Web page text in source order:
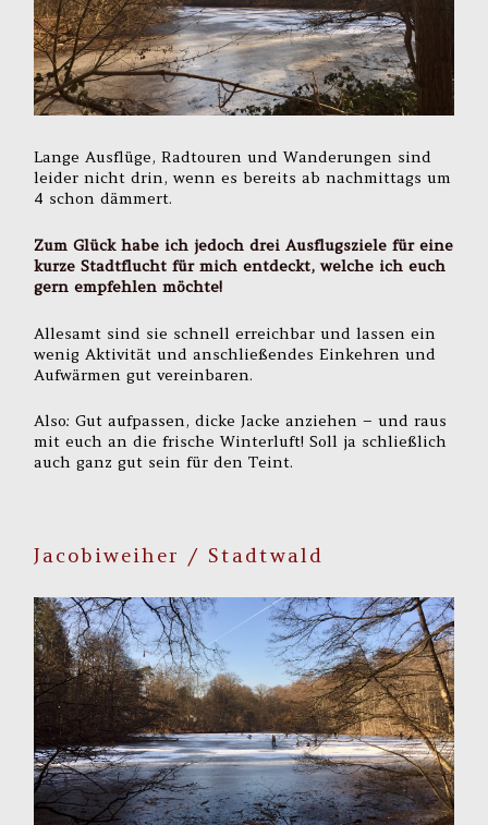
Lange Ausflüge, Radtouren und Wanderungen sind
leider nicht drin, wenn es bereits ab nachmittags um
4 schon dämmert.
Zum Glück habe ich jedoch drei Ausflugsziele für eine
kurze Stadtflucht für mich entdeckt, welche ich euch
gern empfehlen möchte!
Allesamt sind sie schnell erreichbar und lassen ein
wenig Aktivität und anschließendes Einkehren und
Aufwärmen gut vereinbaren.
Also: Gut aufpassen, dicke Jacke anziehen – und raus
mit euch an die frische Winterluft! Soll ja schließlich
auch ganz gut sein für den Teint.
Jacobiweiher / Stadtwald